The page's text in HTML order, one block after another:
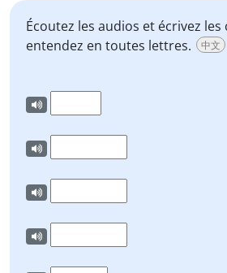
Écoutez les audios et écrivez
entendez en toutes lettres.
中文